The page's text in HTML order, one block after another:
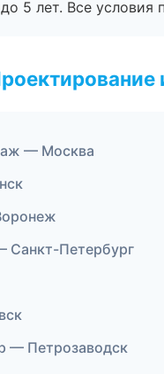
5 лет. Все условия
— Москва
Санкт-Петербург
— Петрозаводск